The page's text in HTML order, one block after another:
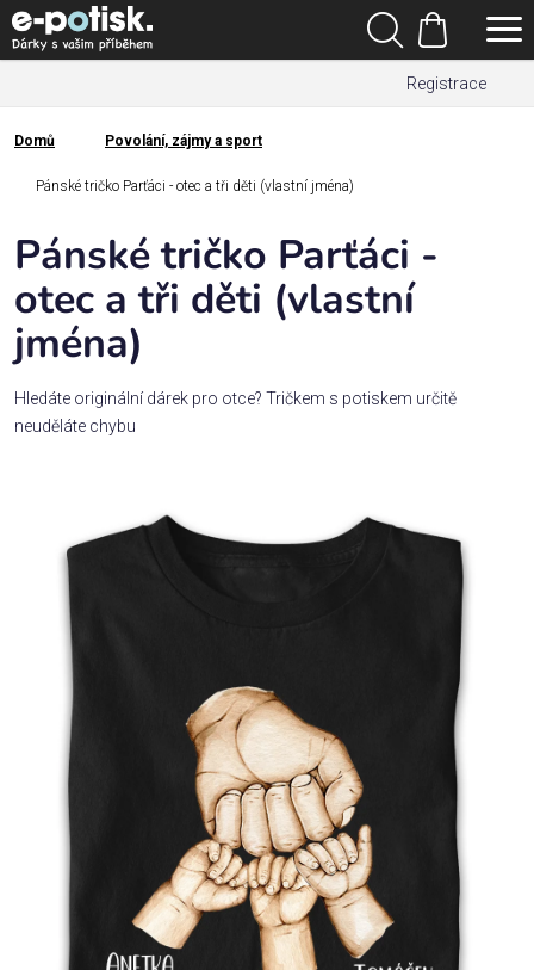
Přejít
na
obsah
Registrace
Hledat
Nákupní
košík
Kategorie
Dárek
Rodina
Láska
Příležitosti
Domácnost
Kolekce
Oblečení
Přihlášení
Domů
Domů Povolání, zájmy a sport
Pánské tričko Parťáci - otec a tři děti (vlastní jména)
Pánské tričko Parťáci -
otec a tři děti (vlastní
jména)
Hledáte originální dárek pro otce? Tričkem s potiskem určitě
neuděláte chybu